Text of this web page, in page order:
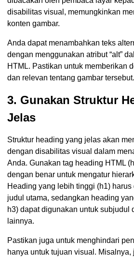
disabilitas visual, memungkinkan
konten gambar.
Anda dapat menambahkan teks
dengan menggunakan atribut “alt”
HTML. Pastikan untuk memberikan
dan relevan tentang gambar tersebut.
3. Gunakan Struktur
Jelas
Struktur heading yang jelas akan
dengan disabilitas visual dalam
Anda. Gunakan tag heading HTML
dengan benar untuk mengatur
Heading yang lebih tinggi (h1)
judul utama, sedangkan heading
h3) dapat digunakan untuk subjudul
lainnya.
Pastikan juga untuk menghindari
hanya untuk tujuan visual.